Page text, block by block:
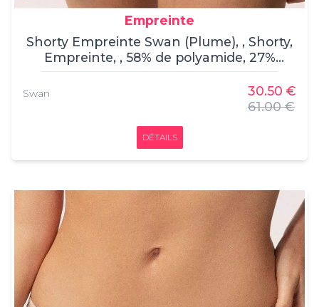
Empreinte
Shorty Empreinte Swan (Plume), , Shorty,
Empreinte, , 58% de polyamide, 27%
d'élasthanne, 9% de coton et 6% de
Swan
30.50 €
61.00 €
DÉTAILS